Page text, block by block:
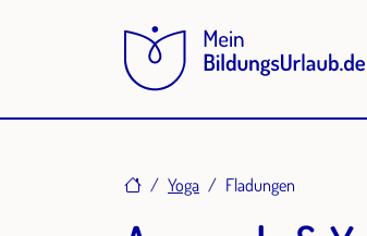
HomeYoga Fladungen